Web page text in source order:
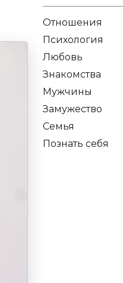
Отношения
Психология
Любовь
Знакомства
Мужчины
Замужество
Семья
Познать себя